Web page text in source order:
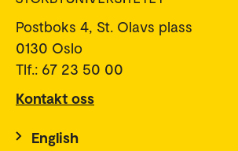
Postboks 4, St. Olavs plass
0130 Oslo
Tlf.: 67 23 50 00
Kontakt oss
English